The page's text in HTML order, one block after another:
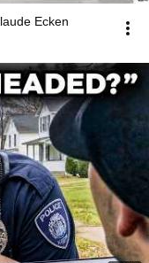
Ecken